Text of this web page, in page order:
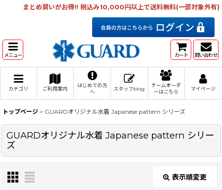
まとめ買いがお得!! 税込み10,000円以上で送料無料(一部対象外有)
メニュー カート 問い合わせ
カテゴリ ご利用案内
はじめての方
へ
スタッフblog
チームオーダ
ーはこちら
マイページ
トップページ > GUARDオリジナル水着 Japanese pattern シリーズ
GUARDオリジナル水着 Japanese pattern シリー
ズ
表示順変更